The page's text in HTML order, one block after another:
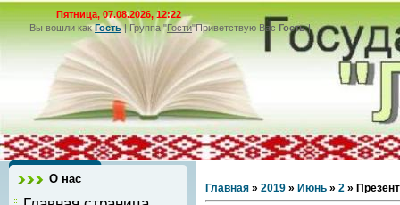
Пятница, 07.08.2026, 12:22
Вы вошли как Гость|Группа"Гости"Приветствую Вас Гость|
О нас
Главная » 2019 » Июнь » 2 »